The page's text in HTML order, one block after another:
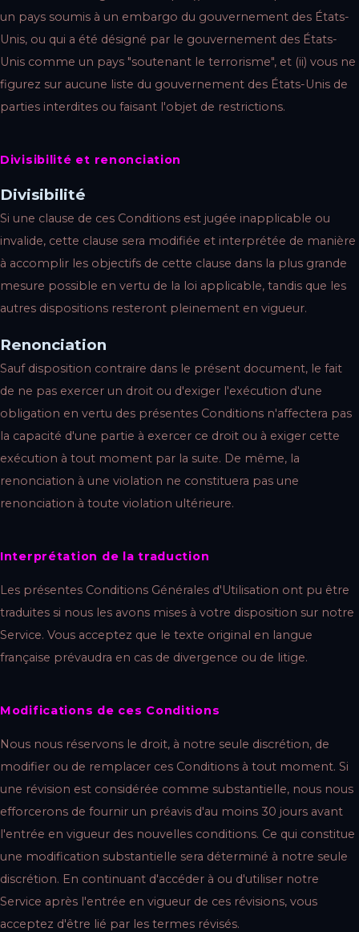
un pays soumis à un embargo du gouvernement des États-
Unis, ou qui a été désigné par le gouvernement des États-
Unis comme un pays "soutenant le terrorisme", et (ii) vous ne
figurez sur aucune liste du gouvernement des États-Unis de
parties interdites ou faisant l'objet de restrictions.
Divisibilité et renonciation
Divisibilité
Si une clause de ces Conditions est jugée inapplicable ou
invalide, cette clause sera modifiée et interprétée de manière
à accomplir les objectifs de cette clause dans la plus grande
mesure possible en vertu de la loi applicable, tandis que les
autres dispositions resteront pleinement en vigueur.
Renonciation
Sauf disposition contraire dans le présent document, le fait
de ne pas exercer un droit ou d'exiger l'exécution d'une
obligation en vertu des présentes Conditions n'affectera pas
la capacité d'une partie à exercer ce droit ou à exiger cette
exécution à tout moment par la suite. De même, la
renonciation à une violation ne constituera pas une
renonciation à toute violation ultérieure.
Interprétation de la traduction
Les présentes Conditions Générales d'Utilisation ont pu être
traduites si nous les avons mises à votre disposition sur notre
Service. Vous acceptez que le texte original en langue
française prévaudra en cas de divergence ou de litige.
Modifications de ces Conditions
Nous nous réservons le droit, à notre seule discrétion, de
modifier ou de remplacer ces Conditions à tout moment. Si
une révision est considérée comme substantielle, nous nous
efforcerons de fournir un préavis d'au moins 30 jours avant
l'entrée en vigueur des nouvelles conditions. Ce qui constitue
une modification substantielle sera déterminé à notre seule
discrétion. En continuant d'accéder à ou d'utiliser notre
Service après l'entrée en vigueur de ces révisions, vous
acceptez d'être lié par les termes révisés.